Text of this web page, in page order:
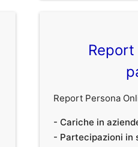
Report Persona
- Cariche in
- Partecipazioni in